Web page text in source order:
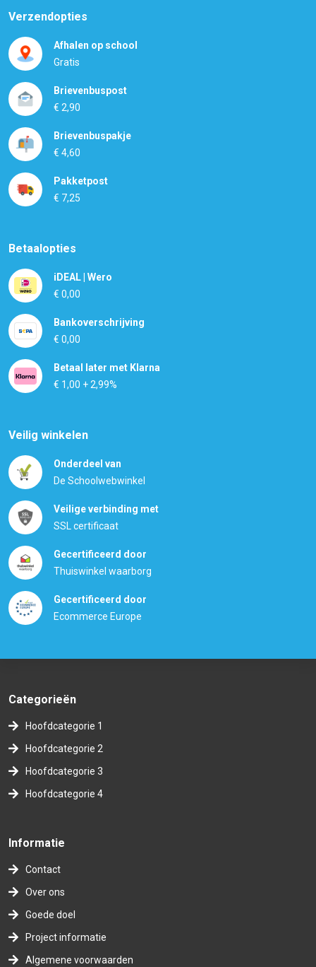
Verzendopties
Afhalen op school
Gratis
Brievenbuspost
€ 2,90
Brievenbuspakje
€ 4,60
Pakketpost
€ 7,25
Betaalopties
iDEAL | Wero
€ 0,00
Bankoverschrijving
€ 0,00
Betaal later met Klarna
€ 1,00 + 2,99%
Veilig winkelen
Onderdeel van
De Schoolwebwinkel
Veilige verbinding met
SSL certificaat
Gecertificeerd door
Thuiswinkel waarborg
Gecertificeerd door
Ecommerce Europe
Categorieën
Hoofdcategorie 1
Hoofdcategorie 2
Hoofdcategorie 3
Hoofdcategorie 4
Informatie
Contact
Over ons
Goede doel
Project informatie
Algemene voorwaarden